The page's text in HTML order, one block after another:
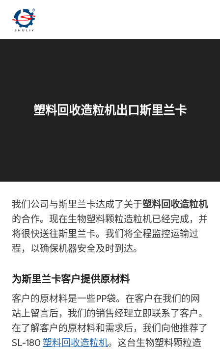
塑料回收造粒机出口斯里兰卡
我们公司与斯里兰卡达成了关于塑料回收造粒机
的合作。现在生物塑料颗粒造粒机已经完成，并
将很快送往斯里兰卡。我们将全程监控运输过
程，以确保机器安全及时到达。
为斯里兰卡客户提供原材料
客户的原材料是一些PP袋。在客户在我们的网
站上留言后，我们的销售经理立即联系了客户。
在了解客户的原材料和需求后，我们向他推荐了
SL-180 塑料回收造粒机。这台生物塑料颗粒造